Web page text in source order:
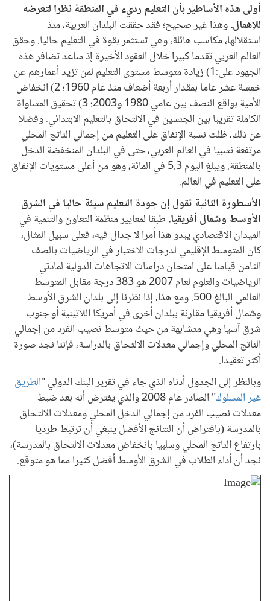
أولى هذه الأساطير بأن التعليم رديء في المنطقة نظرا لتعرضه
للإهمال.وهذا غير صحيح؛ فقد حققت البلدان العربية، منذ
استقلالها، مكاسب هائلة، وهي تستثمر بقوة في التعليم حاليا. وحقق
العالم العربي تقدما كبيرا خلال العقود الأخيرة إذ ساعد تضافر هذه
الجهود على:1) زيادة متوسط مستوى التعليم لمن تزيد أعمارهم عن
خمسة عشر عاما بمقدار أربعة أضعاف منذ عام 1960؛ 2) انخفاض
الأمية بواقع النصف بين عامي 1980 و2003؛ 3) تحقيق المساواة
الكاملة تقريبا بين الجنسين في الالتحاق بالتعليم الابتدائي. وفضلا
عن ذلك، ظلت نسبة الإنفاق على التعليم من إجمالي الناتج المحلي
مرتفعة نسبيا في العالم العربي، حتى في البلدان المنخفضة الدخل
بالمنطقة. ويبلغ اليوم 5.3 في المائة، وهو من أعلى مستويات الإنفاق
على التعليم في العالم.
الأسطورة الثانية تقول إن جودة التعليم سيئة حاليا في الشرق
الأوسط وشمال أفريقيا. طبقا لمعايير منظمة التعاون والتنمية في
الميدان الاقتصادي يبدو هذا أمرا لا جدال فيه، فعلى سبيل المثال،
كان المتوسط الإقليمي لدرجات الاختبار في الرياضيات بالصف
الثامن قياسا على امتحان دراسات الاتجاهات الدولية لمادتي
الرياضيات والعلوم لعام 2007 هو 383 درجة مقابل المتوسط
العالمي البالغ 500. ومع هذا، إذا نظرنا إلى بلدان الشرق الأوسط
وشمال أفريقيا مقارنة ببلدان أخرى في أمريكا اللاتينية أو جنوب
شرق آسيا وهي متشابهة من حيث متوسط نصيب الفرد من إجمالي
الناتج المحلي وإجمالي معدلات الالتحاق بالدراسة، فإننا نجد صورة
أكثر تعقيدا.
وبالنظر إلى الجدول أدناه الذي جاء في تقرير البنك الدولي "الطريق
غير المسلوك
" الصادر عام 2008 والذي يفترض أنه بعد ضبط
معدلات نصيب الفرد من إجمالي الدخل المحلي ومعدلات الالتحاق
بالمدرسة (بافتراض أن النتائج الأفضل ينبغي أن ترتبط طرديا
بارتفاع الناتج المحلي وسلبيا بانخفاض معدلات الالتحاق بالمدرسة)،
نجد أن أداء الطلاب في الشرق الأوسط أفضل كثيرا مما هو متوقع.